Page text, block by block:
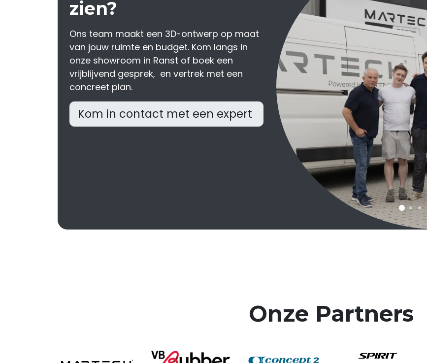
zien?
Ons team maakt een 3D-ontwerp op maat
van jouw ruimte en budget. Kom langs in
onze showroom in Ranst of boek een
vrijblijvend gesprek, en vertrek met een
concreet plan.
Kom in contact met een expert
Onze Partners